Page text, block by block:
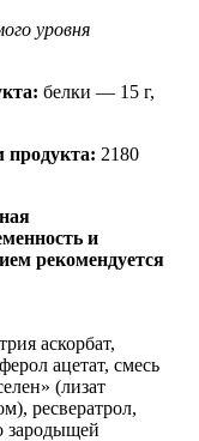
уровня
белки — 15 г,
продукта: 2180
и
рекомендуется
аскорбат,
ацетат, смесь
(лизат
ресвератрол,
зародыщей